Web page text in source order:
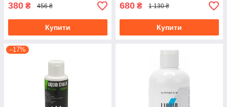
380 ₴ 456 ₴
Купити
680 ₴ 1 130 ₴
Купити
–17%